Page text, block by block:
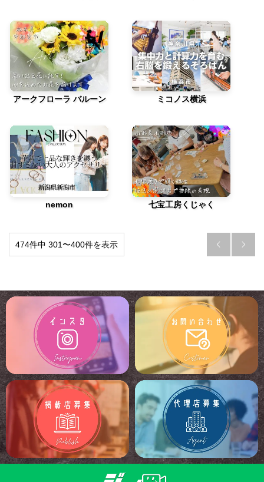
アークフローラ バルーン ミコノス横浜
nemon 七宝工房くじゃく
474件中 301〜400件を表示  